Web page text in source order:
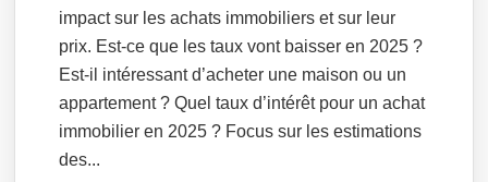
impact sur les achats immobiliers et sur leur
prix. Est-ce que les taux vont baisser en 2025 ?
Est-il intéressant d’acheter une maison ou un
appartement ? Quel taux d’intérêt pour un achat
immobilier en 2025 ? Focus sur les estimations
des...